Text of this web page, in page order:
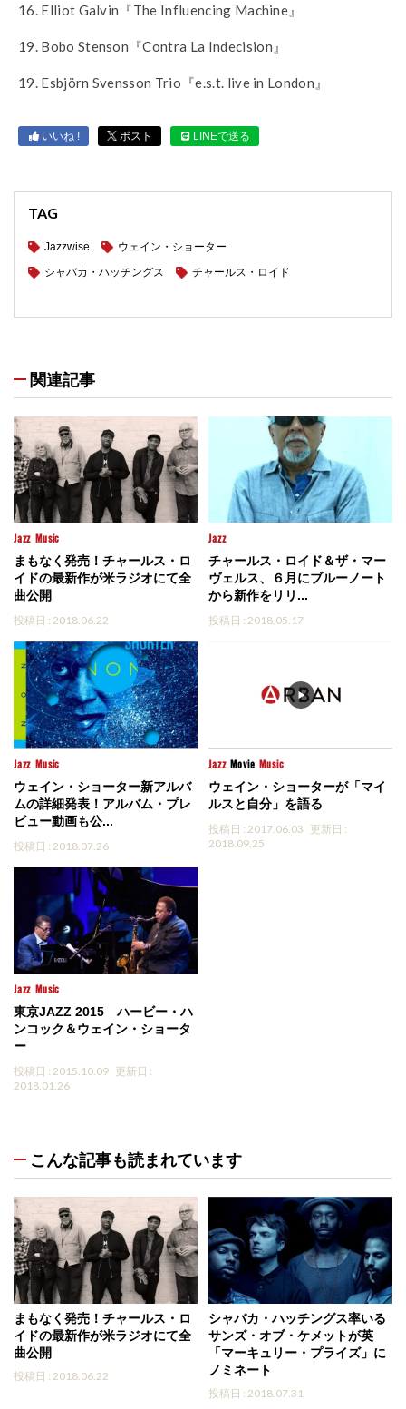
16. Elliot Galvin『The Influencing Machine』
19. Bobo Stenson『Contra La Indecision』
19. Esbjörn Svensson Trio『e.s.t. live in London』
いいね ! ポスト LINEで送る
TAG
Jazzwise
ウェイン・ショーター
シャバカ・ハッチングス
チャールス・ロイド
関連記事
Jazz Music
まもなく発売！チャールス・ロ
イドの最新作が米ラジオにて全
曲公開
投稿日 : 2018.06.22
Jazz
チャールス・ロイド＆ザ・マー
ヴェルス、６月にブルーノート
から新作をリリ...
投稿日 : 2018.05.17
Jazz Music
ウェイン・ショーター新アルバ
ムの詳細発表！アルバム・プレ
ビュー動画も公...
投稿日 : 2018.07.26
Jazz Movie Music
ウェイン・ショーターが「マイ
ルスと自分」を語る
投稿日 : 2017.06.03 更新日 :
2018.09.25
Jazz Music
東京JAZZ 2015 ハービー・ハ
ンコック＆ウェイン・ショータ
ー
投稿日 : 2015.10.09 更新日 :
2018.01.26
こんな記事も読まれています
まもなく発売！チャールス・ロ
イドの最新作が米ラジオにて全
曲公開
投稿日 : 2018.06.22
シャバカ・ハッチングス率いる
サンズ・オブ・ケメットが英
「マーキュリー・プライズ」に
ノミネート
投稿日 : 2018.07.31